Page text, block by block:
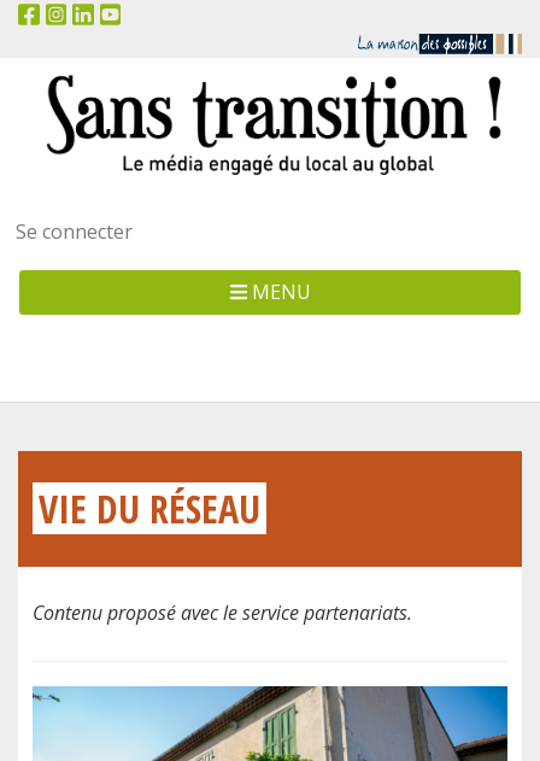
Menu
utilisateur
Se connecter
MENU
VIE DU RÉSEAU
Contenu proposé avec le service partenariats.